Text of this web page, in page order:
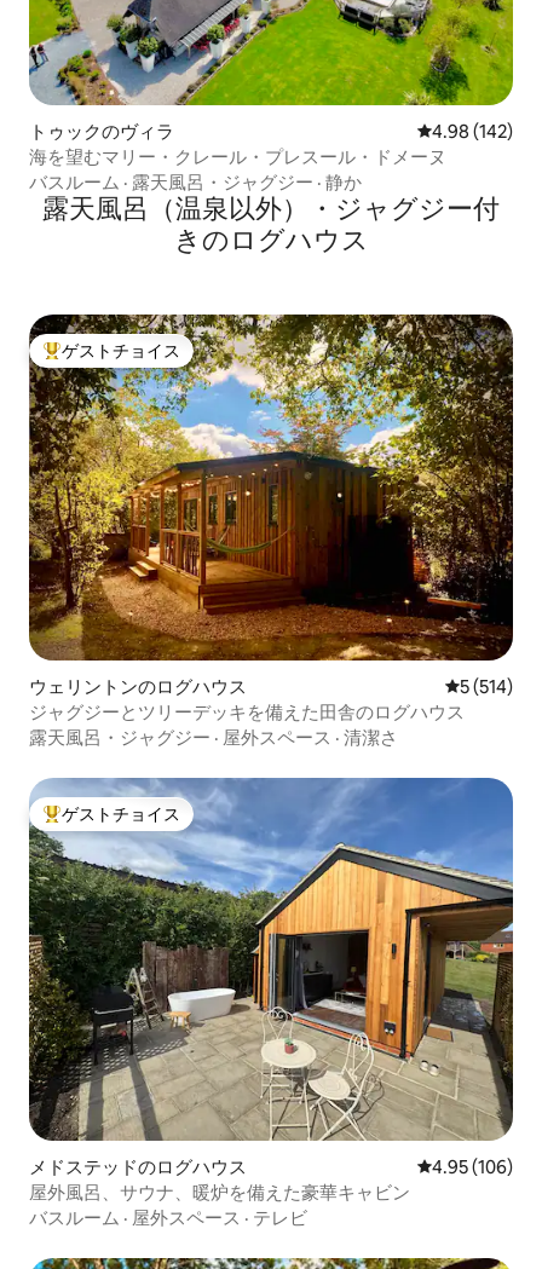
トゥックのヴィラ レビュー142
4.98 (142)
海を望むマリー・クレール・プレスール・ドメーヌ
バスルーム · 露天風呂・ジャグジー · 静か
露天風呂（温泉以外）・ジャグジー付
きのログハウス
大好評のゲストチョイスです。
ゲストチョイス
ウェリントンのログハウス レビュー
5 (514)
ジャグジーとツリーデッキを備えた田舎のログハウス
露天風呂・ジャグジー · 屋外スペース · 清潔さ
大好評のゲストチョイスです。
ゲストチョイス
メドステッドのログハウス レビュー106
4.95 (106)
屋外風呂、サウナ、暖炉を備えた豪華キャビン
バスルーム · 屋外スペース · テレビ